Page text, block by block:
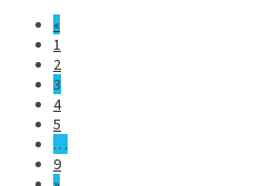
«
1
2
3
4
5
…
9